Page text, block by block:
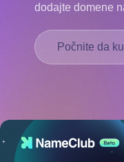
हिन्दी
Italiano
日
Indonesia
US Dollar USD ($)
(MX$)
British Pound GBP
Real Brasileiro BRL
dodajte domene